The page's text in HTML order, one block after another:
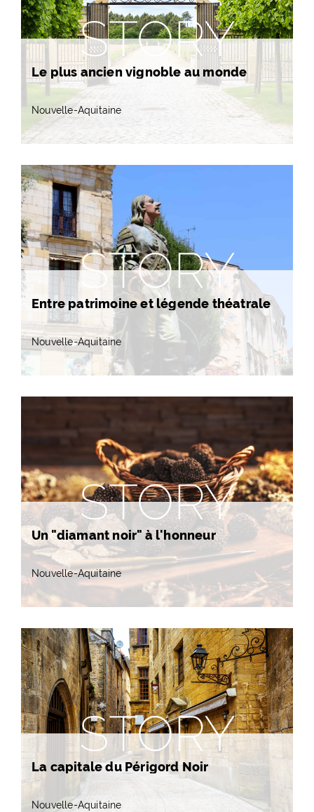
STORY
Le plus ancien vignoble au monde
Nouvelle-Aquitaine
STORY
Entre patrimoine et légende théatrale
Nouvelle-Aquitaine
STORY
Un "diamant noir" à l'honneur
Nouvelle-Aquitaine
STORY
La capitale du Périgord Noir
Nouvelle-Aquitaine